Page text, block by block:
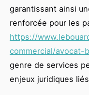
garantissant ainsi
renforcée pour les
https://
commercial/avocat-
genre de services
enjeux juridiques